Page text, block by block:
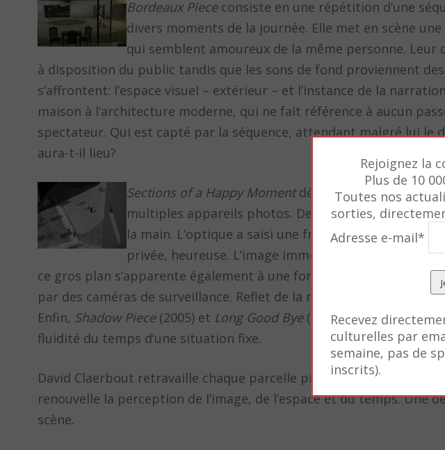
Bordeaux Piececonsiste en une répétition d’une
divers moments de la journée. Elle met en scène
qui semblent amoureux de la même personne.
à disposition du public tandis que les sons de fond proviennent
s’affrontent: l’espace visuel – extérieur – et l’instance de la
maison à l’architecture moderne, qui ne fait référence à aucun
spectateur. Qui est capté par la séquence, attendant malgré lui le
aura-t-il lieu?
Sections of a Happy Momentdécrit un moment de la
multiples appareils photos. Des enfants jouent au
la main. L’optique a saisi une fraction de seconde,
privée, heureuse. L’image immortalise ce moment
ce gros plan s’apparente également à une forme de contrôle,
par des caméras de surveillance. Reflet de la réalité?
Enfin, Shadow Piece(2005) et Long Good Bye(2007) s’attellent à la
fluidité du temps d’une situation fixe.
David Claerbout retravaille chaque parcelle pixélisée de l’image
renouvelle la perception de l’image, de l’espace et du temps. Une
scène.
Rejoignez la
Plus de 10
Toutes nos
sorties,
Adresse e-mail*
Recevez
culturelles par
semaine, pas de
inscrits).